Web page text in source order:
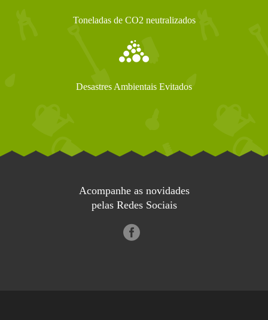
Toneladas de CO2 neutralizados
Desastres Ambientais Evitados
Acompanhe as novidades
pelas Redes Sociais